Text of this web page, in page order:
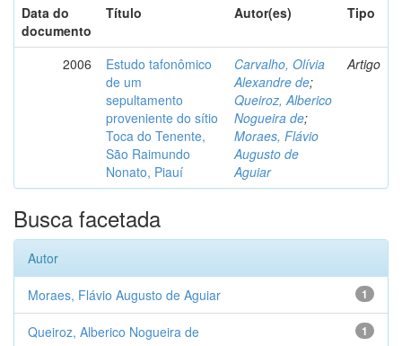
Data do
documento
Título Autor(es) Tipo
2006
Estudo tafonômico
de um
sepultamento
proveniente do sítio
Toca do Tenente,
São Raimundo
Nonato, Piauí
Carvalho, Olívia
Alexandre de;
Queiroz, Alberico
Nogueira de;
Moraes, Flávio
Augusto de
Aguiar
Artigo
Busca facetada
Autor
1
Moraes, Flávio Augusto de Aguiar
1
Queiroz, Alberico Nogueira de